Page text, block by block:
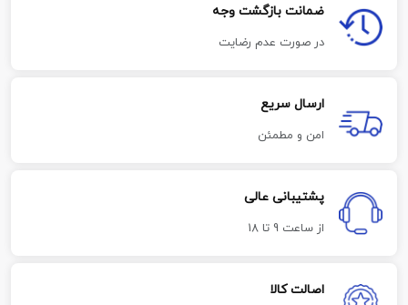
ضمانت بازگشت وجه
در صورت عدم رضایت
ارسال سریع
امن و مطمئن
پشتیبانی عالی
از ساعت 9 تا 18
اصالت کالا